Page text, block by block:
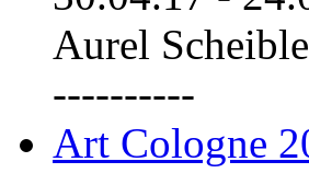
Aurel
----------
Art Cologne